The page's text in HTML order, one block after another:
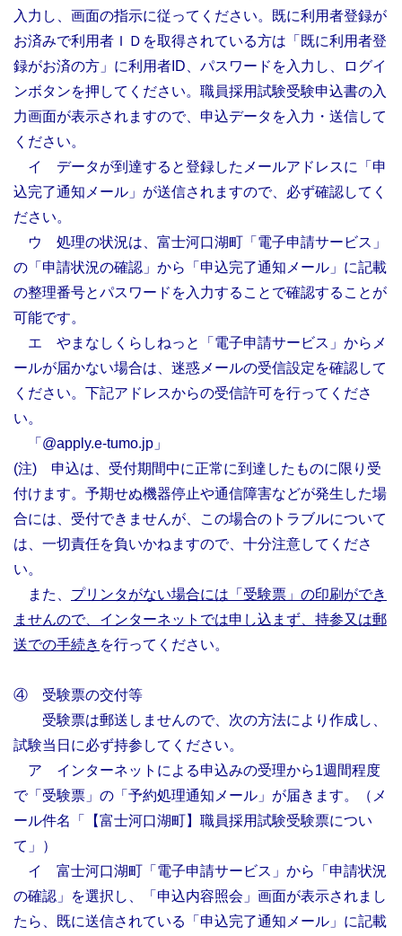
入力し、画面の指示に従ってください。既に利用者登録が
お済みで利用者ＩＤを取得されている方は「既に利用者登
録がお済の方」に利用者ID、パスワードを入力し、ログイ
ンボタンを押してください。職員採用試験受験申込書の入
力画面が表示されますので、申込データを入力・送信して
ください。
イ データが到達すると登録したメールアドレスに「申
込完了通知メール」が送信されますので、必ず確認してく
ださい。
ウ 処理の状況は、富士河口湖町「電子申請サービス」
の「申請状況の確認」から「申込完了通知メール」に記載
の整理番号とパスワードを入力することで確認することが
可能です。
エ やまなしくらしねっと「電子申請サービス」からメ
ールが届かない場合は、迷惑メールの受信設定を確認して
ください。下記アドレスからの受信許可を行ってくださ
い。
「@apply.e-tumo.jp」
(注) 申込は、受付期間中に正常に到達したものに限り受
付けます。予期せぬ機器停止や通信障害などが発生した場
合には、受付できませんが、この場合のトラブルについて
は、一切責任を負いかねますので、十分注意してくださ
い。
また、 プリンタがない場合には「受験票」の印刷ができ
ませんので、インターネットでは申し込まず、持参又は郵
送での手続き を行ってください。
④ 受験票の交付等
受験票は郵送しませんので、次の方法により作成し、
試験当日に必ず持参してください。
ア インターネットによる申込みの受理から1週間程度
で「受験票」の「予約処理通知メール」が届きます。（メ
ール件名「【富士河口湖町】職員採用試験受験票につい
て」）
イ 富士河口湖町「電子申請サービス」から「申請状況
の確認」を選択し、「申込内容照会」画面が表示されまし
たら、既に送信されている「申込完了通知メール」に記載